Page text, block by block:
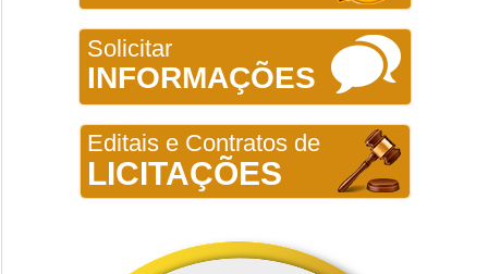
Solicitar
INFORMAÇÕES
Editais e Contratos de
LICITAÇÕES